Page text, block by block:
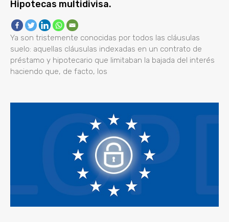
Hipotecas multidivisa.
Ya son tristemente conocidas por todos las cláusulas
suelo: aquellas cláusulas indexadas en un contrato de
préstamo y hipotecario que limitaban la bajada del interés
haciendo que, de facto, los